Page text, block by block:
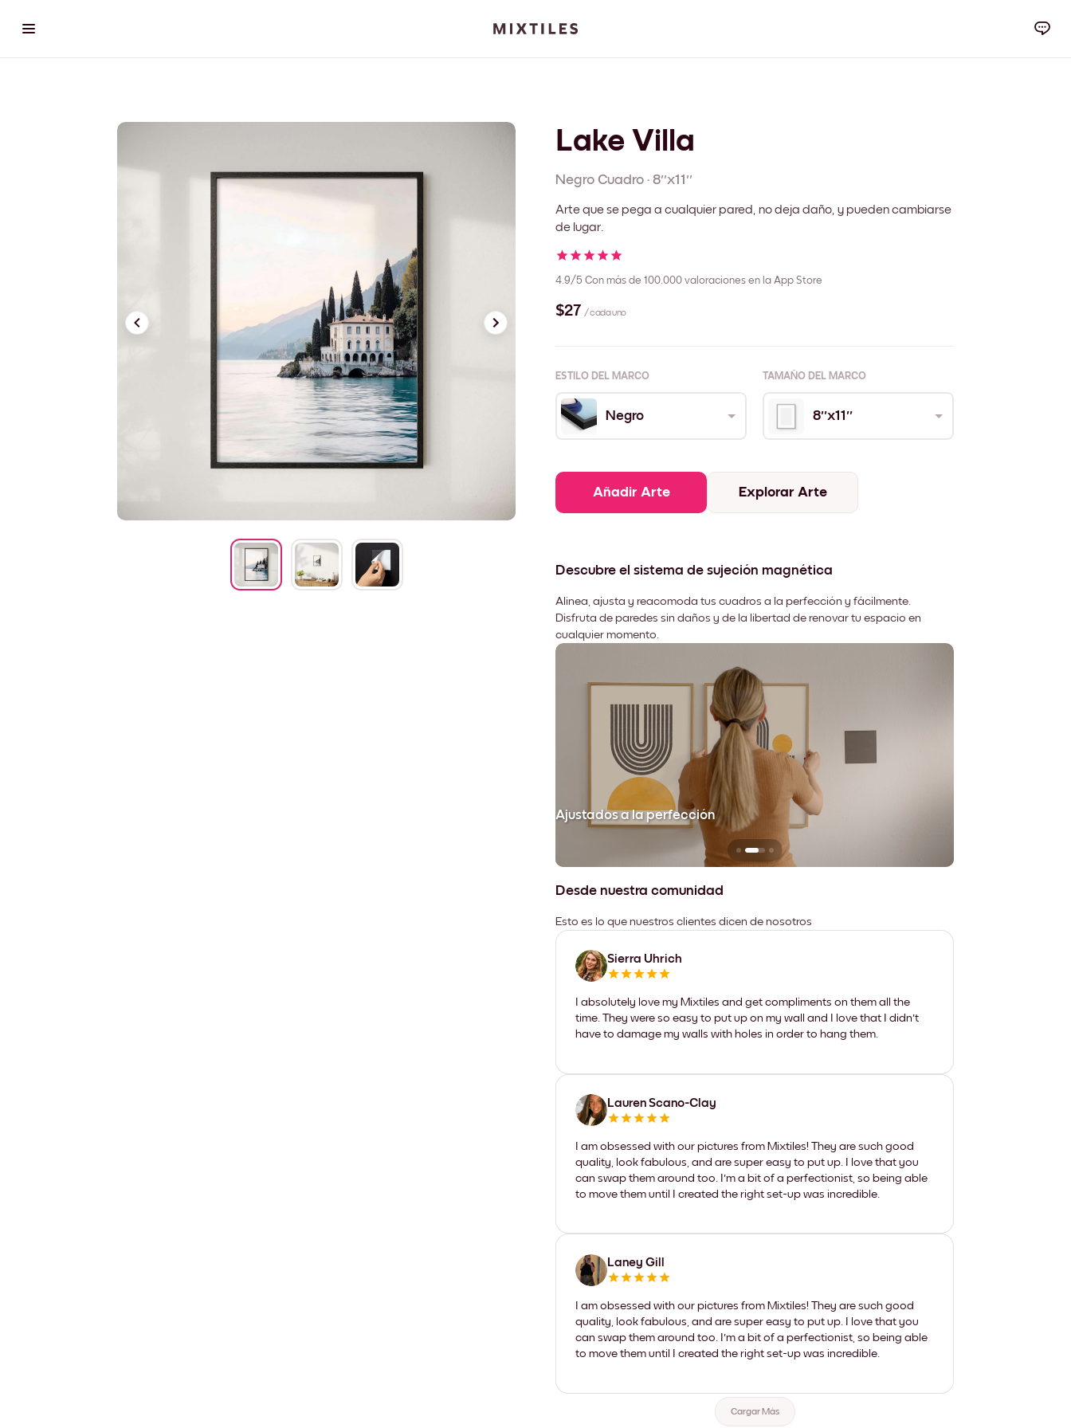
Lake Villa
Negro Cuadro · 8''x11''
Arte que se pega a cualquier pared, no deja daño, y pueden cambiarse
de lugar.
4.9/5 Con más de 100.000 valoraciones en la App Store
$27 / cada uno
ESTILO DEL MARCO TAMAÑO DEL MARCO
Negro 8''x11''
Añadir Arte Explorar Arte
Descubre el sistema de sujeción magnética
Alinea, ajusta y reacomoda tus cuadros a la perfección y fácilmente.
Disfruta de paredes sin daños y de la libertad de renovar tu espacio en
cualquier momento.
Ajustados a la perfección
Desde nuestra comunidad
Esto es lo que nuestros clientes dicen de nosotros
Sierra Uhrich
I absolutely love my Mixtiles and get compliments on them all the
time. They were so easy to put up on my wall and I love that I didn't
have to damage my walls with holes in order to hang them.
Lauren Scano-Clay
I am obsessed with our pictures from Mixtiles! They are such good
quality, look fabulous, and are super easy to put up. I love that you
can swap them around too. I'm a bit of a perfectionist, so being able
to move them until I created the right set-up was incredible.
Laney Gill
I am obsessed with our pictures from Mixtiles! They are such good
quality, look fabulous, and are super easy to put up. I love that you
can swap them around too. I'm a bit of a perfectionist, so being able
to move them until I created the right set-up was incredible.
Cargar Más